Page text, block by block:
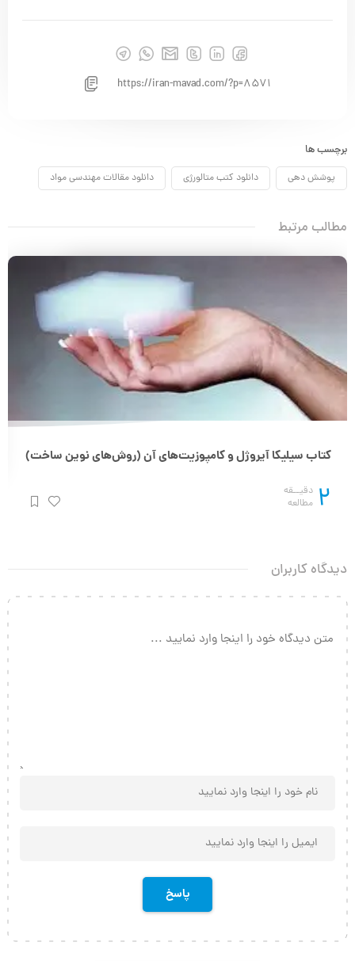
https://iran-mavad.com/?p=8571
برچسب ها
پوشش دهی دانلود کتب متالورژی دانلود مقالات مهندسی مواد
مطالب مرتبط
کتاب سیلیکا آیروژل و کامپوزیت‌های آن (روش‌های نوین ساخت)
2 دقیــقه
مطالعه
دیدگاه کاربران